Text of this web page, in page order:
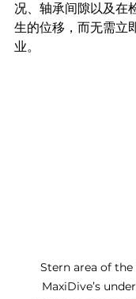
况、轴承间隙以及在
生的位移，而无需立
业。
Stern area of
MaxiDive’s